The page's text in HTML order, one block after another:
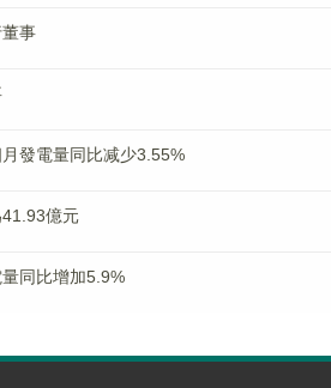
事
發電量同比减少3.55%
億元
同比增加5.9%